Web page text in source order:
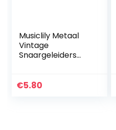
Musiclily Metaal
Vintage
Snaargeleiders
Elektrische
€5.80